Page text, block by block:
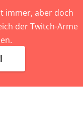
immer, aber doch
der Twitch-Arme